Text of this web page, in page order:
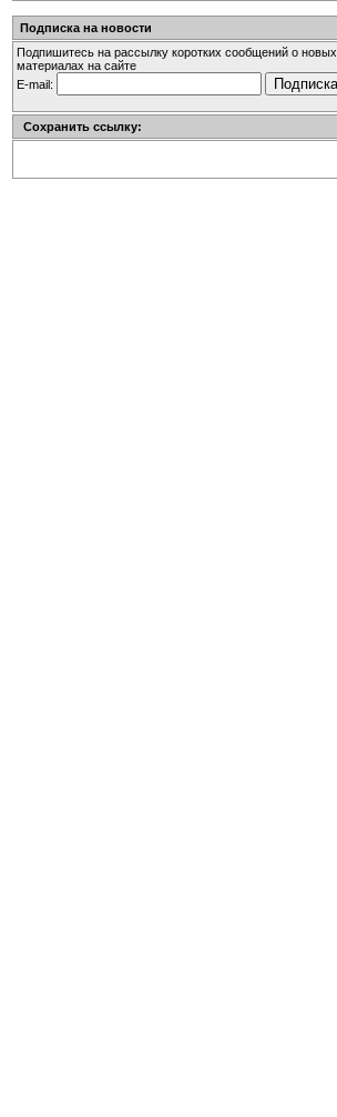
Подписка на новости
Подпишитесь на рассылку коротких сообщений о новых
материалах на сайте
E-mail:
Сохранить ссылку: